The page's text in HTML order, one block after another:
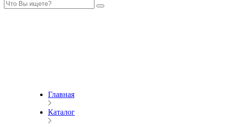
Главная
Каталог